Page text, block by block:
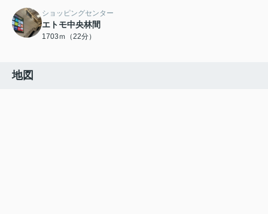
ショッピングセンター
エトモ中央林間
1703ｍ（22分）
地図